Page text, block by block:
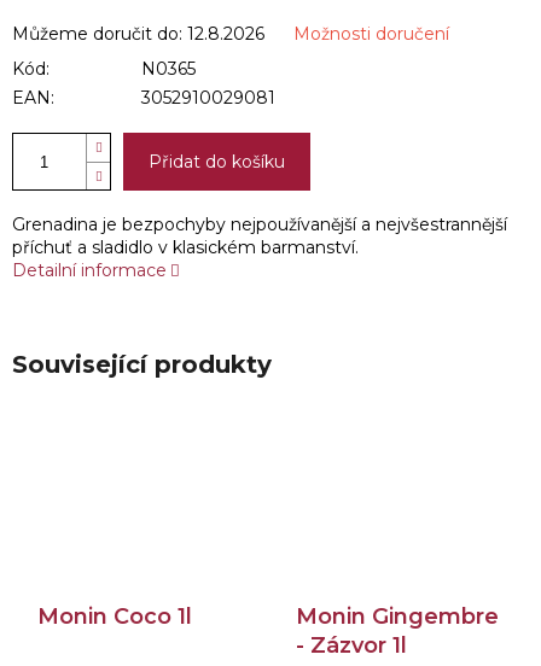
Můžeme doručit do: 12.8.2026
Možnosti doručení
Kód:
N0365
EAN:
3052910029081
Přidat do košíku
Grenadina je bezpochyby nejpoužívanější a nejvšestrannější
příchuť a sladidlo v klasickém barmanství.
Detailní informace
Související produkty
Monin Coco 1l
Monin Gingembre
- Zázvor 1l